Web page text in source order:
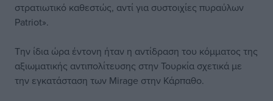
στρατιωτικό καθεστώς, αντί για συστοιχίες πυραύλων
Patriot».
Την ίδια ώρα έντονη ήταν η αντίδραση του κόμματος της
αξιωματικής αντιπολίτευσης στην Τουρκία σχετικά με
την εγκατάσταση των Mirage στην Κάρπαθο.